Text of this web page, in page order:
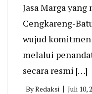
Jasa Marga
Cengkareng-
wujud
melalui
secara resmi […]
ByRedaksi Juli 10,